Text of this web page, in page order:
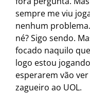
sempre me viu
nenhum
né? Sigo sendo.
focado naquilo
logo estou
esperarem vão
zagueiro ao UOL.